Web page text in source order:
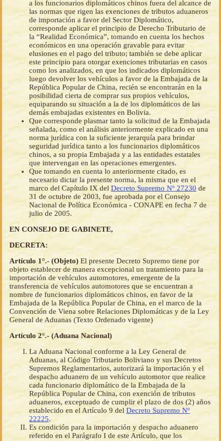
a los funcionarios diplomáticos chinos fuera del alcance de
las normas que rigen las exenciones de tributos aduaneros
de importación a favor del Sector Diplomático,
corresponde aplicar el principio de Derecho Tributario de
la “Realidad Económica”, tomando en cuenta los hechos
económicos en una operación gravable para evitar
elusiones en el pago del tributo; también se debe aplicar
este principio para otorgar exenciones tributarias en casos
como los analizados, en que los indicados diplomáticos
luego devolver los vehículos a favor de la Embajada de la
República Popular de China, recién se encontrarán en la
posibilidad cierta de comprar sus propios vehículos,
equiparando su situación a la de los diplomáticos de las
demás embajadas existentes en Bolivia.
Que corresponde plasmar tanto la solicitud de la Embajada
señalada, como el análisis anteriormente explicado en una
norma jurídica con la suficiente jerarquía para brindar
seguridad jurídica tanto a los funcionarios diplomáticos
chinos, a su propia Embajada y a las entidades estatales
que intervengan en las operaciones emergentes.
Que tomando en cuenta lo anteriormente citado, es
necesario dictar la presente norma, la misma que en el
marco del Capítulo IX del Decreto Supremo Nº 27230 de
31 de octubre de 2003, fue aprobada por el Consejo
Nacional de Política Económica - CONAPE en fecha 7 de
julio de 2005.
EN CONSEJO DE GABINETE,
DECRETA:
Artículo 1°.- (Objeto) El presente Decreto Supremo tiene por
objeto establecer de manera excepcional un tratamiento para la
importación de vehículos automotores, emergente de la
transferencia de vehículos automotores que se encuentran a
nombre de funcionarios diplomáticos chinos, en favor de la
Embajada de la República Popular de China, en el marco de la
Convención de Viena sobre Relaciones Diplomáticas y de la Ley
General de Aduanas (Texto Ordenado vigente)
Artículo 2°.- (Aduana Nacional)
La Aduana Nacional conforme a la Ley General de
Aduanas, al Código Tributario Boliviano y sus Decretos
Supremos Reglamentarios, autorizará la importación y el
despacho aduanero de un vehículo automotor que realice
cada funcionario diplomático de la Embajada de la
República Popular de China, con exención de tributos
aduaneros, exceptuado de cumplir el plazo de dos (2) años
establecido en el Artículo 9 del Decreto Supremo Nº
22225.
Es condición para la importación y despacho aduanero
referido en el Parágrafo I de este Artículo, que los